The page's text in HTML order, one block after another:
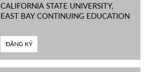
CALIFORNIA STATE UNIVERSITY,
EAST BAY CONTINUING EDUCATION
ĐĂNG KÝ